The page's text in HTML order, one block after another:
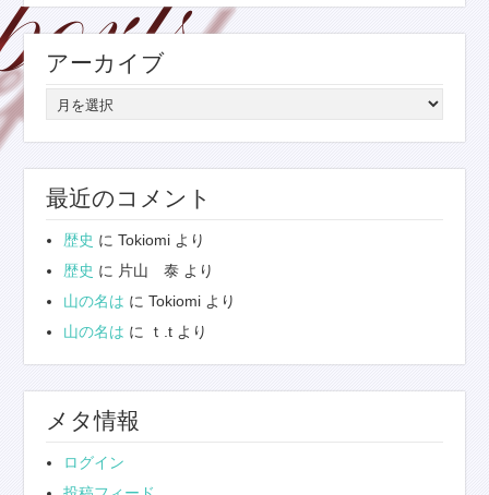
ゴ
リ
ー
アーカイブ
ア
ー
カ
イ
ブ
最近のコメント
歴史 にTokiomi より
歴史 に 片山 泰 より
山の名は にTokiomi より
山の名は に ｔ.t より
メタ情報
ログイン